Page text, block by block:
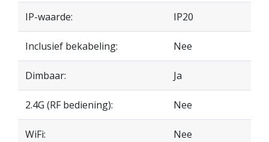
IP-waarde: IP20
Inclusief bekabeling: Nee
Dimbaar: Ja
2.4G (RF bediening): Nee
WiFi: Nee